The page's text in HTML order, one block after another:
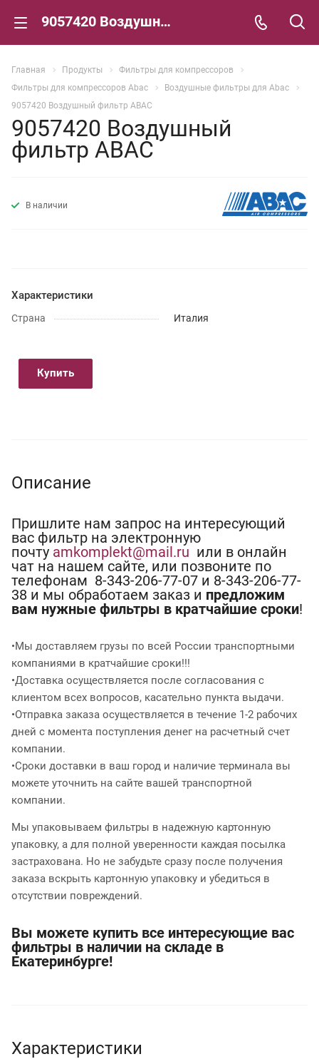
9057420 Воздушный фильтр ABAC
Главная Продукты
Фильтры для компрессоров
Фильтры для компрессоров Abac
Воздушные фильтры для Abac
9057420 Воздушный фильтр ABAC
9057420 Воздушный
фильтр ABAC
В наличии
Характеристики
Страна Италия
Купить
Описание
Пришлите нам запрос на интересующий
вас фильтр на электронную
почту amkomplekt@mail.ru или в онлайн
чат на нашем сайте, или позвоните по
телефонам 8-343-206-77-07 и 8-343-206-77-
38 и мы обработаем заказ и предложим
вам нужные фильтры в кратчайшие сроки!
•Мы доставляем грузы по всей России транспортными
компаниями в кратчайшие сроки!!!
•Доставка осуществляется после согласования с
клиентом всех вопросов, касательно пункта выдачи.
•Отправка заказа осуществляется в течение 1-2 рабочих
дней с момента поступления денег на расчетный счет
компании.
•Сроки доставки в ваш город и наличие терминала вы
можете уточнить на сайте вашей транспортной
компании.
Мы упаковываем фильтры в надежную картонную
упаковку, а для полной уверенности каждая посылка
застрахована. Но не забудьте сразу после получения
заказа вскрыть картонную упаковку и убедиться в
отсутствии повреждений.
Вы можете купить все интересующие вас
фильтры в наличии на складе в
Екатеринбурге!
Характеристики